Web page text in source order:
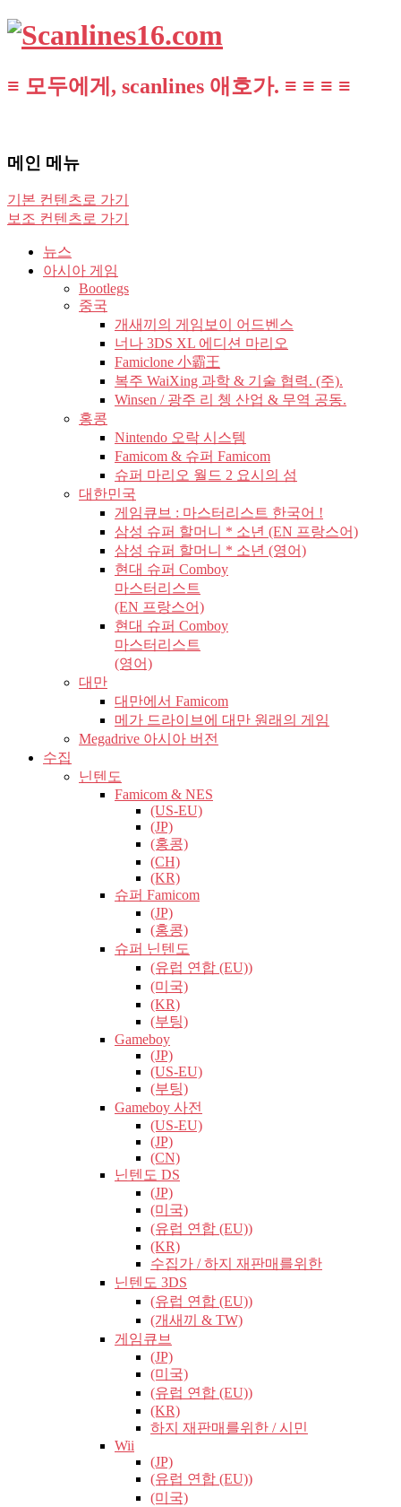
≡ 모두에게, scanlines 애호가. ≡ ≡ ≡ ≡
메인 메뉴
기본 컨텐츠로 가기
보조 컨텐츠로 가기
뉴스
아시아 게임
Bootlegs
중국
개새끼의 게임보이 어드벤스
너나 3DS XL 에디션 마리오
Famiclone 小霸王
복주 WaiXing 과학 & 기술 협력. (주).
Winsen / 광주 리 쳉 산업 & 무역 공동.
홍콩
Nintendo 오락 시스템
Famicom & 슈퍼 Famicom
슈퍼 마리오 월드 2 요시의 섬
대한민국
게임큐브 : 마스터리스트 한국어 !
삼성 슈퍼 할머니 * 소년 (EN 프랑스어)
삼성 슈퍼 할머니 * 소년 (영어)
현대 슈퍼 Comboy
마스터리스트
(EN 프랑스어)
현대 슈퍼 Comboy
마스터리스트
(영어)
대만
대만에서 Famicom
메가 드라이브에 대만 원래의 게임
Megadrive 아시아 버전
수집
닌텐도
Famicom & NES
(US-EU)
(JP)
(홍콩)
(CH)
(KR)
슈퍼 Famicom
(JP)
(홍콩)
슈퍼 닌텐도
(유럽​​ 연합 (EU))
(미국)
(KR)
(부팅)
Gameboy
(JP)
(US-EU)
(부팅)
Gameboy 사전
(US-EU)
(JP)
(CN)
닌텐도 DS
(JP)
(미국)
(유럽​​ 연합 (EU))
(KR)
수집가 / 하지 재판매를위한
닌텐도 3DS
(유럽​​ 연합 (EU))
(개새끼 & TW)
게임큐브
(JP)
(미국)
(유럽​​ 연합 (EU))
(KR)
하지 재판매를위한 / 시민
Wii
(JP)
(유럽​​ 연합 (EU))
(미국)